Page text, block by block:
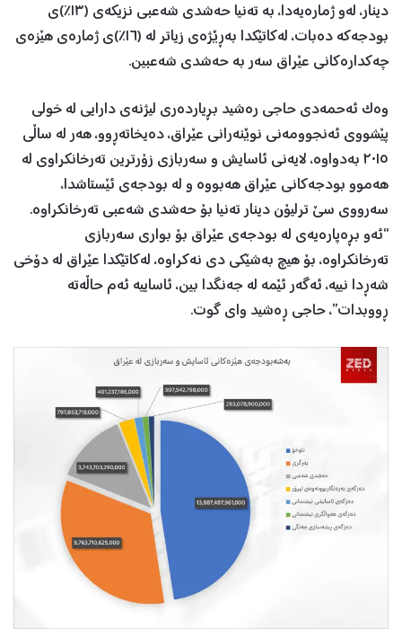
دینار، لەو ژمارەیەدا، بە تەنیا حەشدی شەعبی نزیکەی (١٣٪)ی
بودجەکە دەبات، لەکاتێکدا بەڕێژەی زیاتر لە (١٦٪)ی ژمارەی هێزەی
چەکدارەکانی عێراق سەر بە حەشدی شەعبین.
وەک ئەحمەدی حاجی رەشید بڕیاردەری لیژنەی دارایی لە خولی
پێشووی ئەنجوومەنی نوێنەرانی عێراق، دەیخاتەڕوو، هەر لە ساڵی
٢٠١٥ بەدواوە، لایەنی ئاسایش و سەربازی زۆرترین تەرخانکراوی لە
هەموو بودجەكانی عێراق هەبووە و لە بودجەی ئێستاشدا،
سەرووی سێ ترلیۆن دینار تەنیا بۆ حەشدی شەعبی تەرخانکراوە.
“ئەو بڕەپارەیەی لە بودجەی عێراق بۆ بواری سەربازی
تەرخانکراوە، بۆ هیچ بەشێكی دی نەكراوە، لەكاتێكدا عێراق لە دۆخی
شەڕدا نییە، ئەگەر ئێمە لە جەنگدا بین، ئاساییە ئەم حاڵەتە
ڕووبدات”، حاجی ڕەشید وای گوت.